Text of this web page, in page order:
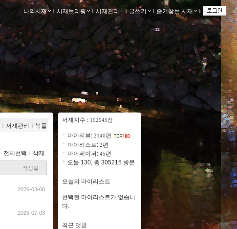
나의서재 ｌ 서재브리핑 ｌ 서재관리 ｌ글쓰기 ｌ 즐겨찾는 서재 ｌ
ｌ 서재관리 ｌ 북플
전체선택 ｌ 삭제
작성일
2026-03-08
2025-07-03
서재지수 : 192945점
마이리뷰: 2140편
마이리스트: 2편
마이페이퍼: 45편
오늘 130, 총 305215 방문
오늘의 마이리스트
선택된 마이리스트가 없습니
다.
최근 댓글